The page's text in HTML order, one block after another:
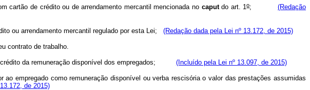
cartão de crédito ou de arrendamento mercantil mencionada no caputdo art. 1o;(Redação
ou arrendamento mercantil regulado por esta Lei; (Redação dada pela Lei nº 13.172, de 2015)
contrato de trabalho.
crédito da remuneração disponível dos empregados; (Incluído pela Lei nº 13.097, de 2015)
empregado como remuneração disponível ou verba rescisória o valor das prestações assumidas
de 2015)